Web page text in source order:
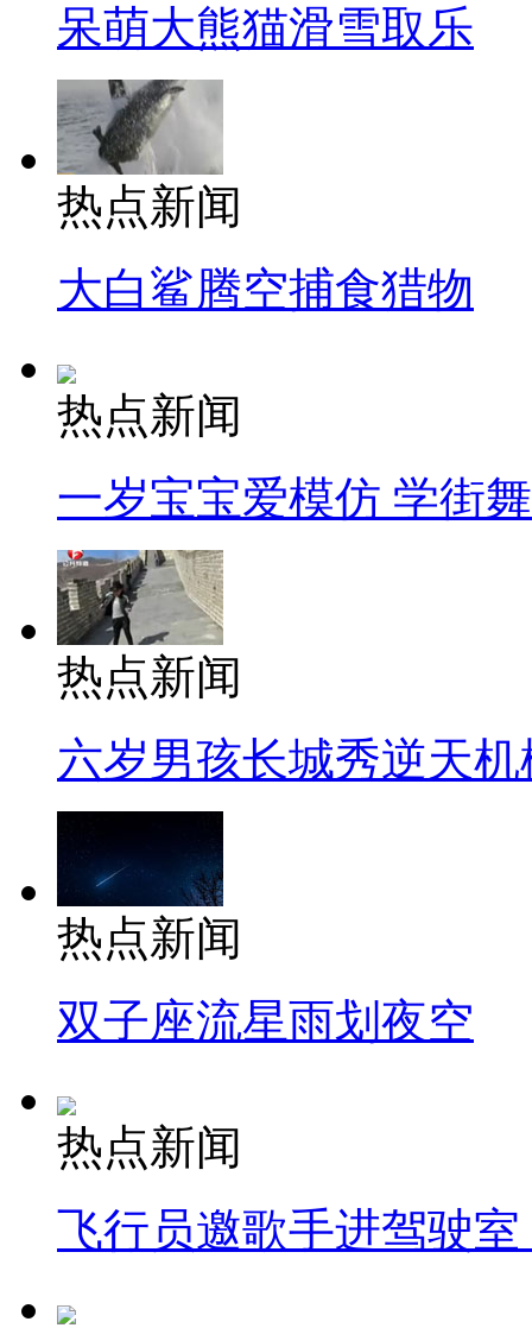
呆萌大熊猫滑雪取乐
热点新闻
大白鲨腾空捕食猎物
热点新闻
一岁宝宝爱模仿 学街
热点新闻
六岁男孩长城秀逆天机
热点新闻
双子座流星雨划夜空
热点新闻
飞行员邀歌手进驾驶